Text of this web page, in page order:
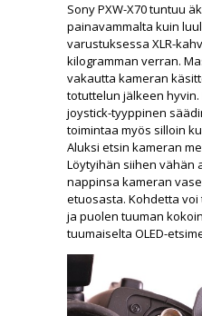
Sony PXW-X70 tuntuu
painavammalta kuin
varustuksessa XLR-
kilogramman verran.
vakautta kameran
totuttelun jälkeen
joystick-tyyppinen
toimintaa myös silloin
Aluksi etsin kameran
Löytyihän siihen vähän
nappinsa kameran
etuosasta. Kohdetta
ja puolen tuuman
tuumaiselta OLED-